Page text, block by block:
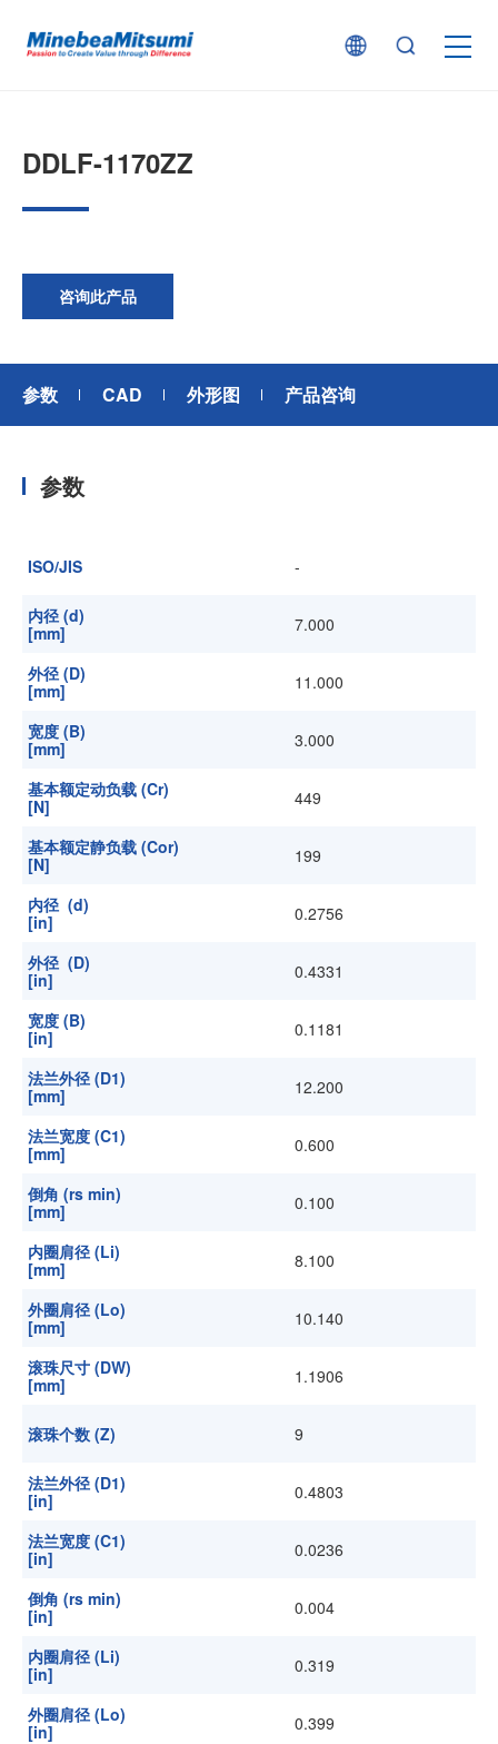
新闻
企业信息
加入我们
DDLF-1170ZZ
咨询此产品
参数 CAD 外形图 产品咨询
参数
ISO/JIS -
内径 (d)
[mm]
7.000
外径 (D)
[mm]
11.000
宽度 (B)
[mm]
3.000
基本额定动负载 (Cr)
[N]
449
基本额定静负载 (Cor)
[N]
199
内径 (d)
[in]
0.2756
外径 (D)
[in]
0.4331
宽度 (B)
[in]
0.1181
法兰外径 (D1)
[mm]
12.200
法兰宽度 (C1)
[mm]
0.600
倒角 (rs min)
[mm]
0.100
内圈肩径 (Li)
[mm]
8.100
外圈肩径 (Lo)
[mm]
10.140
滚珠尺寸 (DW)
[mm]
1.1906
滚珠个数 (Z) 9
法兰外径 (D1)
[in]
0.4803
法兰宽度 (C1)
[in]
0.0236
倒角 (rs min)
[in]
0.004
内圈肩径 (Li)
[in]
0.319
外圈肩径 (Lo)
[in]
0.399